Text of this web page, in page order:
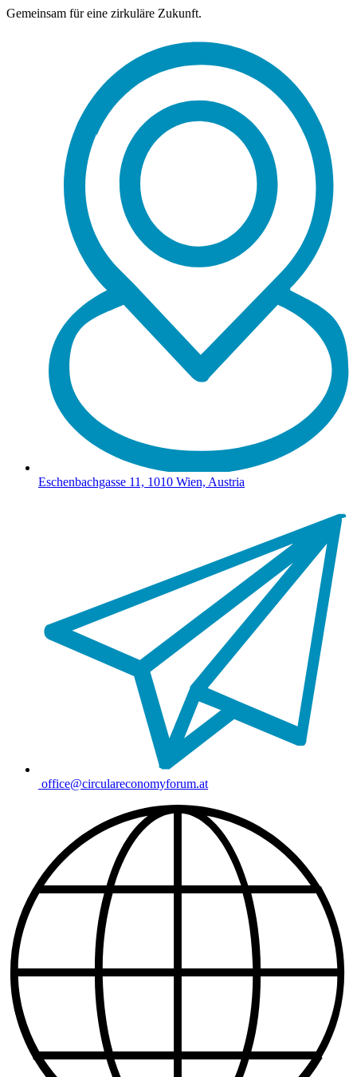
Gemeinsam für eine zirkuläre Zukunft.
Eschenbachgasse 11, 1010 Wien, Austria
office@circulareconomyforum.at